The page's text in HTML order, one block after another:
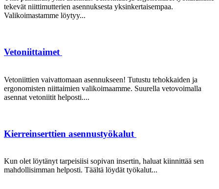
tekevät niittimutterien asennuksesta yksinkertaisempaa.
Valikoimastamme löytyy...
Vetoniittaimet
Vetoniittien vaivattomaan asennukseen! Tutustu tehokkaiden ja
ergonomisten niittaimien valikoimaamme. Suurella vetovoimalla
asennat vetoniitit helposti....
Kierreinserttien asennustyökalut
Kun olet löytänyt tarpeisiisi sopivan insertin, haluat kiinnittää sen
mahdollisimman helposti. Täältä löydät työkalut...